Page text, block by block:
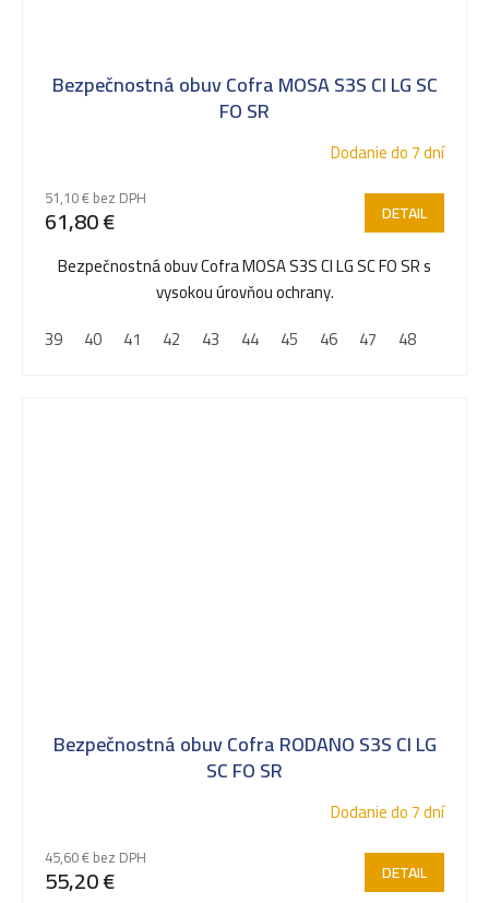
Bezpečnostná obuv Cofra MOSA S3S CI LG SC
FO SR
Dodanie do 7 dní
51,10 € bez DPH
61,80 € DETAIL
Bezpečnostná obuv Cofra MOSA S3S CI LG SC FO SR s
vysokou úrovňou ochrany.
39
40 41 42 43 44 45 46 47 48
Bezpečnostná obuv Cofra RODANO S3S CI LG
SC FO SR
Dodanie do 7 dní
45,60 € bez DPH
55,20 € DETAIL